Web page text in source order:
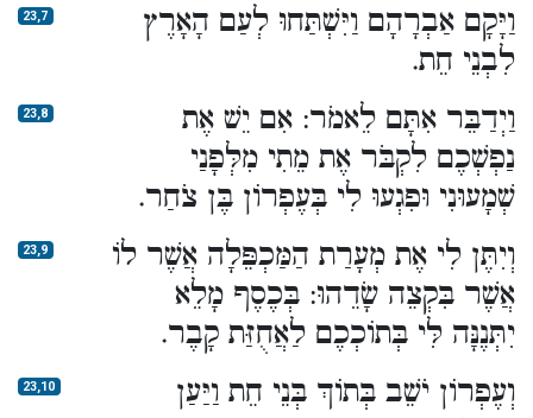
23,7
וַיָּקָם אַבְרָהָם וַיִּשְׁתַּחוּ לְעַם הָאָרֶץ
לִבְנֵי חֵת.
23,8
וַיְדַבֵּר אִתָּם לֵאמֹר: אִם יֵשׁ אֶת
נַפְשְׁכֶם לִקְבֹּר אֶת מֵתִי מִלְּפָנַי
שְׁמָעוּנִי וּפִגְעוּ לִי בְּעֶפְרוֹן בֶּן צֹחַר.
23,9
וְיִתֶּן לִי אֶת מְעָרַת הַמַּכְפֵּלָה אֲשֶׁר לוֹ
אֲשֶׁר בִּקְצֵה שָׂדֵהוּ: בְּכֶסֶף מָלֵא
יִתְּנֶנָּה לִּי בְּתוֹכְכֶם לַאֲחֻזַּת קָבֶר.
23,10
וְעֶפְרוֹן יֹשֵׁב בְּתוֹךְ בְּנֵי חֵת וַיַּעַן